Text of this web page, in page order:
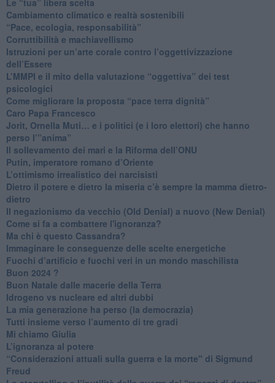
Cambiamento climatico e realtà sostenibili
“Pace, ecologia, responsabilità”
​Corruttibilità e machiavellismo
Istruzioni per un’arte corale contro l’oggettivizzazione
dell’Essere
​L’MMPI e il mito della valutazione “oggettiva” dei test
psicologici
Come migliorare la proposta “pace terra dignità”
Caro Papa Francesco
​Jorit, Ornella Muti… e i politici (e i loro elettori) che hanno
perso l’”anima”
​Il sollevamento dei mari e la Riforma dell’ONU
Putin, imperatore romano d’Oriente
​L’ottimismo irrealistico dei narcisisti
​Dietro il potere e dietro la miseria c’è sempre la mamma dietro-
dietro
Il negazionismo da vecchio (Old Denial) a nuovo (New Denial)
Come si fa a combattere l'ignoranza?
Ma chi è questo Cassandra?
Immaginare le conseguenze delle scelte energetiche
​Fuochi d’artificio e fuochi veri in un mondo maschilista
Buon 2024 ?
​Buon Natale dalle macerie della Terra
​Idrogeno vs nucleare ed altri dubbi
​La mia generazione ha perso (la democrazia)
​Tutti insieme verso l’aumento di tre gradi
Mi chiamo Giulia
L’ignoranza al potere
​“Considerazioni attuali sulla guerra e la morte" di Sigmund
Freud